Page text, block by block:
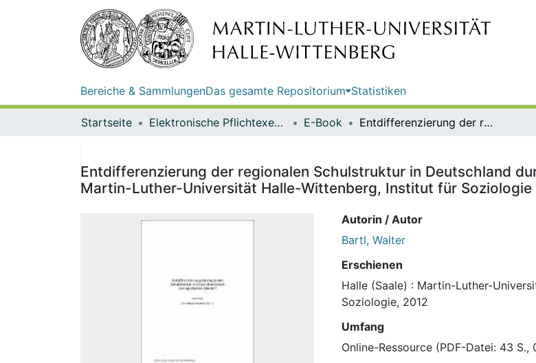
Bereiche & SammlungenDas gesamte Repositorium Statistiken
Startseite Elektronische Pflichtexemplare E-Book Entdifferenzierung der regionalen Schulstruktur in Deutschland durch demografischen Wandel? / Walter Bartl. Martin-Luther-Universität Halle-Wittenberg, Institut für Soziologie
Entdifferenzierung der regionalen Schulstruktur in Deutschland
Martin-Luther-Universität Halle-Wittenberg, Institut für Soziologie
Autorin / Autor
Bartl, Walter
Erschienen
Halle (Saale) : Martin-Luther-
Soziologie, 2012
Umfang
Online-Ressource (PDF-Datei: 43